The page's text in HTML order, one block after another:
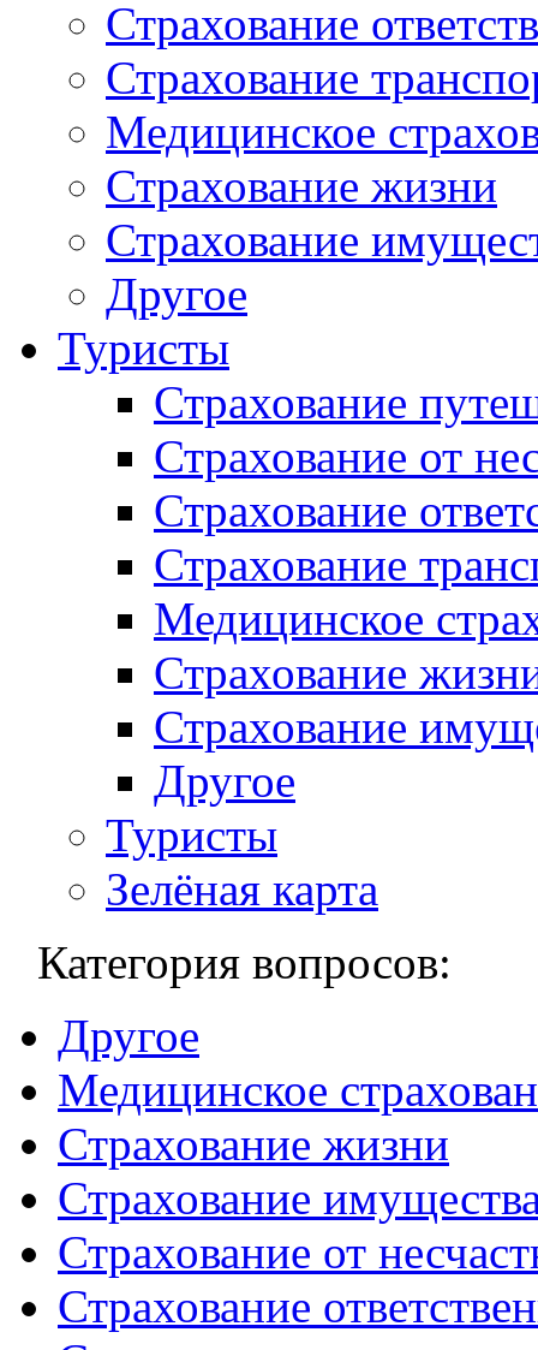
Страхование
Страхование
Медицинское
Страхование жизни
Страхование
Другое
Туристы
Страхование
Страхование от
Страхование
Страхование
Медицинское
Страхование
Страхование
Другое
Туристы
Зелёная карта
Категория вопросов:
Другое
Медицинское
Страхование жизни
Страхование
Страхование от
Страхование